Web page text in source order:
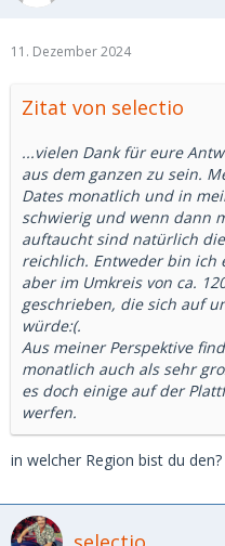
11. Dezember 2024
Zitat von selectio
...vielen Dank für eure
aus dem ganzen zu sein.
Dates monatlich und in
schwierig und wenn dann
auftaucht sind natürlich
reichlich. Entweder bin ich
aber im Umkreis von ca.
geschrieben, die sich auf
würde:(.
Aus meiner Perspektive
monatlich auch als sehr
es doch einige auf der
werfen.
in welcher Region bist du den?